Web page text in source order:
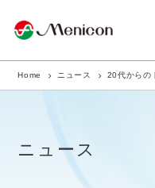
企業情報
商品サイト
Home ニュース 20代からの
ニュース